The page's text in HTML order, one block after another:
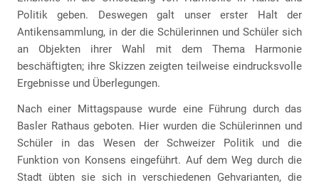
Politik geben. Deswegen galt unser erster Halt der
Antikensammlung, in der die Schülerinnen und Schüler sich
an Objekten ihrer Wahl mit dem Thema Harmonie
beschäftigten; ihre Skizzen zeigten teilweise eindrucksvolle
Ergebnisse und Überlegungen.
Nach einer Mittagspause wurde eine Führung durch das
Basler Rathaus geboten. Hier wurden die Schülerinnen und
Schüler in das Wesen der Schweizer Politik und die
Funktion von Konsens eingeführt. Auf dem Weg durch die
Stadt übten sie sich in verschiedenen Gehvarianten, die